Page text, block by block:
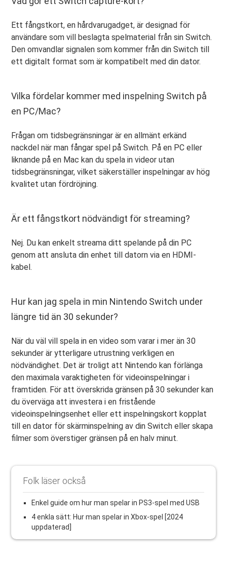
Ett fångstkort, en hårdvarugadget, är designad för
användare som vill beslagta spelmaterial från sin Switch.
Den omvandlar signalen som kommer från din Switch till
ett digitalt format som är kompatibelt med din dator.
Vilka fördelar kommer med inspelning Switch på
en PC/Mac?
Frågan om tidsbegränsningar är en allmänt erkänd
nackdel när man fångar spel på Switch. På en PC eller
liknande på en Mac kan du spela in videor utan
tidsbegränsningar, vilket säkerställer inspelningar av hög
kvalitet utan fördröjning.
Är ett fångstkort nödvändigt för streaming?
Nej. Du kan enkelt streama ditt spelande på din PC
genom att ansluta din enhet till datorn via en HDMI-
kabel.
Hur kan jag spela in min Nintendo Switch under
längre tid än 30 sekunder?
När du väl vill spela in en video som varar i mer än 30
sekunder är ytterligare utrustning verkligen en
nödvändighet. Det är troligt att Nintendo kan förlänga
den maximala varaktigheten för videoinspelningar i
framtiden. För att överskrida gränsen på 30 sekunder kan
du överväga att investera i en fristående
videoinspelningsenhet eller ett inspelningskort kopplat
till en dator för skärminspelning av din Switch eller skapa
filmer som överstiger gränsen på en halv minut.
Folk läser också
Enkel guide om hur man spelar in PS3-spel med USB
4 enkla sätt: Hur man spelar in Xbox-spel [2024
uppdaterad]